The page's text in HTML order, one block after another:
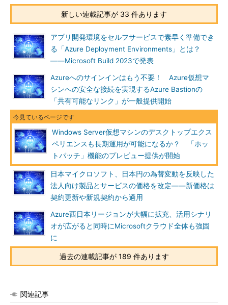
新しい連載記事が 33 件あります
アプリ開発環境をセルフサービスで素早く準備でき
る「Azure Deployment Environments」とは？
――Microsoft Build 2023で発表
Azureへのサインインはもう不要！ Azure仮想マ
シンへの安全な接続を実現するAzure Bastionの
「共有可能なリンク」が一般提供開始
Windows Server仮想マシンのデスクトップエクス
ペリエンスも長期運用が可能になるか？ 「ホッ
トパッチ」機能のプレビュー提供が開始
日本マイクロソフト、日本円の為替変動を反映した
法人向け製品とサービスの価格を改定――新価格は
契約更新や新規契約から適用
Azure西日本リージョンが大幅に拡充、活用シナリ
オが広がると同時にMicrosoftクラウド全体も強固
に
過去の連載記事が 189 件あります
関連記事